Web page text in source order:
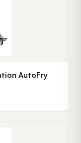
AutoFry